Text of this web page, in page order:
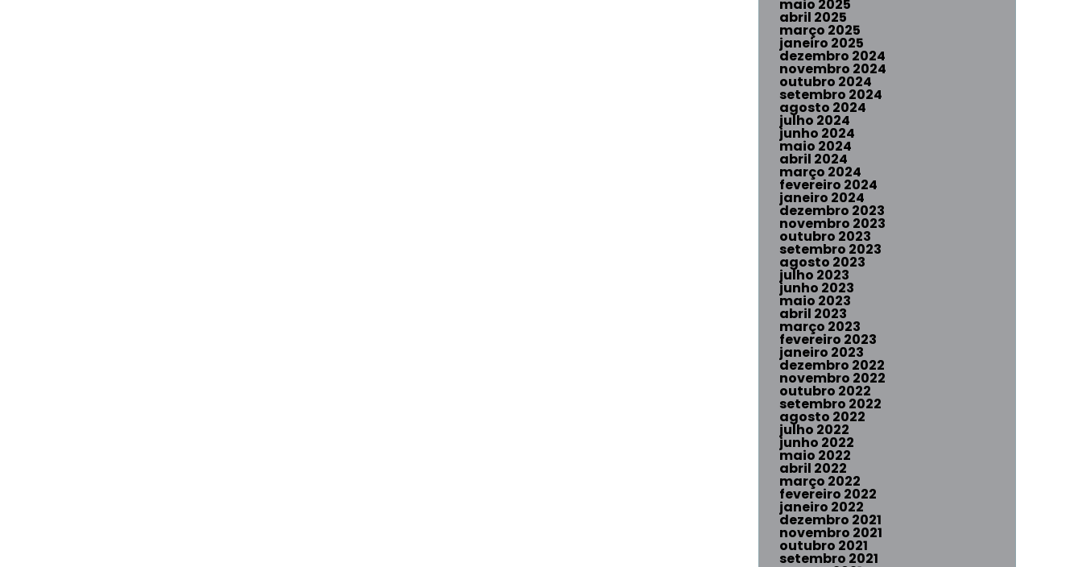
maio 2025
abril 2025
março 2025
janeiro 2025
dezembro 2024
novembro 2024
outubro 2024
setembro 2024
agosto 2024
julho 2024
junho 2024
maio 2024
abril 2024
março 2024
fevereiro 2024
janeiro 2024
dezembro 2023
novembro 2023
outubro 2023
setembro 2023
agosto 2023
julho 2023
junho 2023
maio 2023
abril 2023
março 2023
fevereiro 2023
janeiro 2023
dezembro 2022
novembro 2022
outubro 2022
setembro 2022
agosto 2022
julho 2022
junho 2022
maio 2022
abril 2022
março 2022
fevereiro 2022
janeiro 2022
dezembro 2021
novembro 2021
outubro 2021
setembro 2021